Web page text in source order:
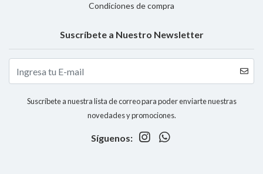
Condiciones de compra
Suscríbete a Nuestro Newsletter
Suscríbete a nuestra lista de correo para poder enviarte nuestras
novedades y promociones.
Síguenos: